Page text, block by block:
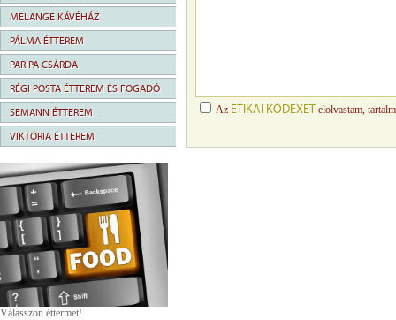
MELANGE KÁVÉHÁZ
PÁLMA ÉTTEREM
PARIPA CSÁRDA
RÉGI POSTA ÉTTEREM ÉS FOGADÓ
SEMANN ÉTTEREM
VIKTÓRIA ÉTTEREM
Válasszon éttermet!
Az ETIKAI KÓDEXET elolvastam,